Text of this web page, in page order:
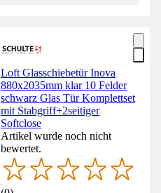
Loft Glasschiebetür Inova
880x2035mm klar 10 Felder
schwarz Glas Tür Komplettset
mit Stabgriff+2seitiger
Softclose
Artikel wurde noch nicht
bewertet.